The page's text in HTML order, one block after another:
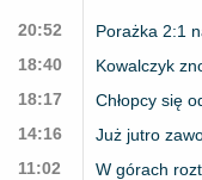
20:52
Porażka 2:1
18:40
Kowalczyk
18:17
Chłopcy się
14:16
Już jutro
11:02
W górach